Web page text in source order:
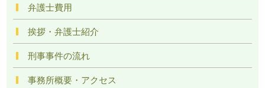
弁護士費用
挨拶・弁護士紹介
刑事事件の流れ
事務所概要・アクセス